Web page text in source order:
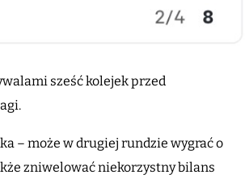
sześć kolejek przed
– może w drugiej rundzie wygrać o
zniwelować niekorzystny bilans